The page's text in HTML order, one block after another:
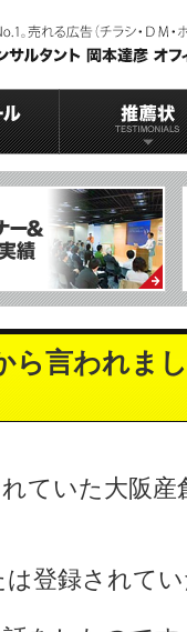
ら言われま
ていた大阪
登録されて